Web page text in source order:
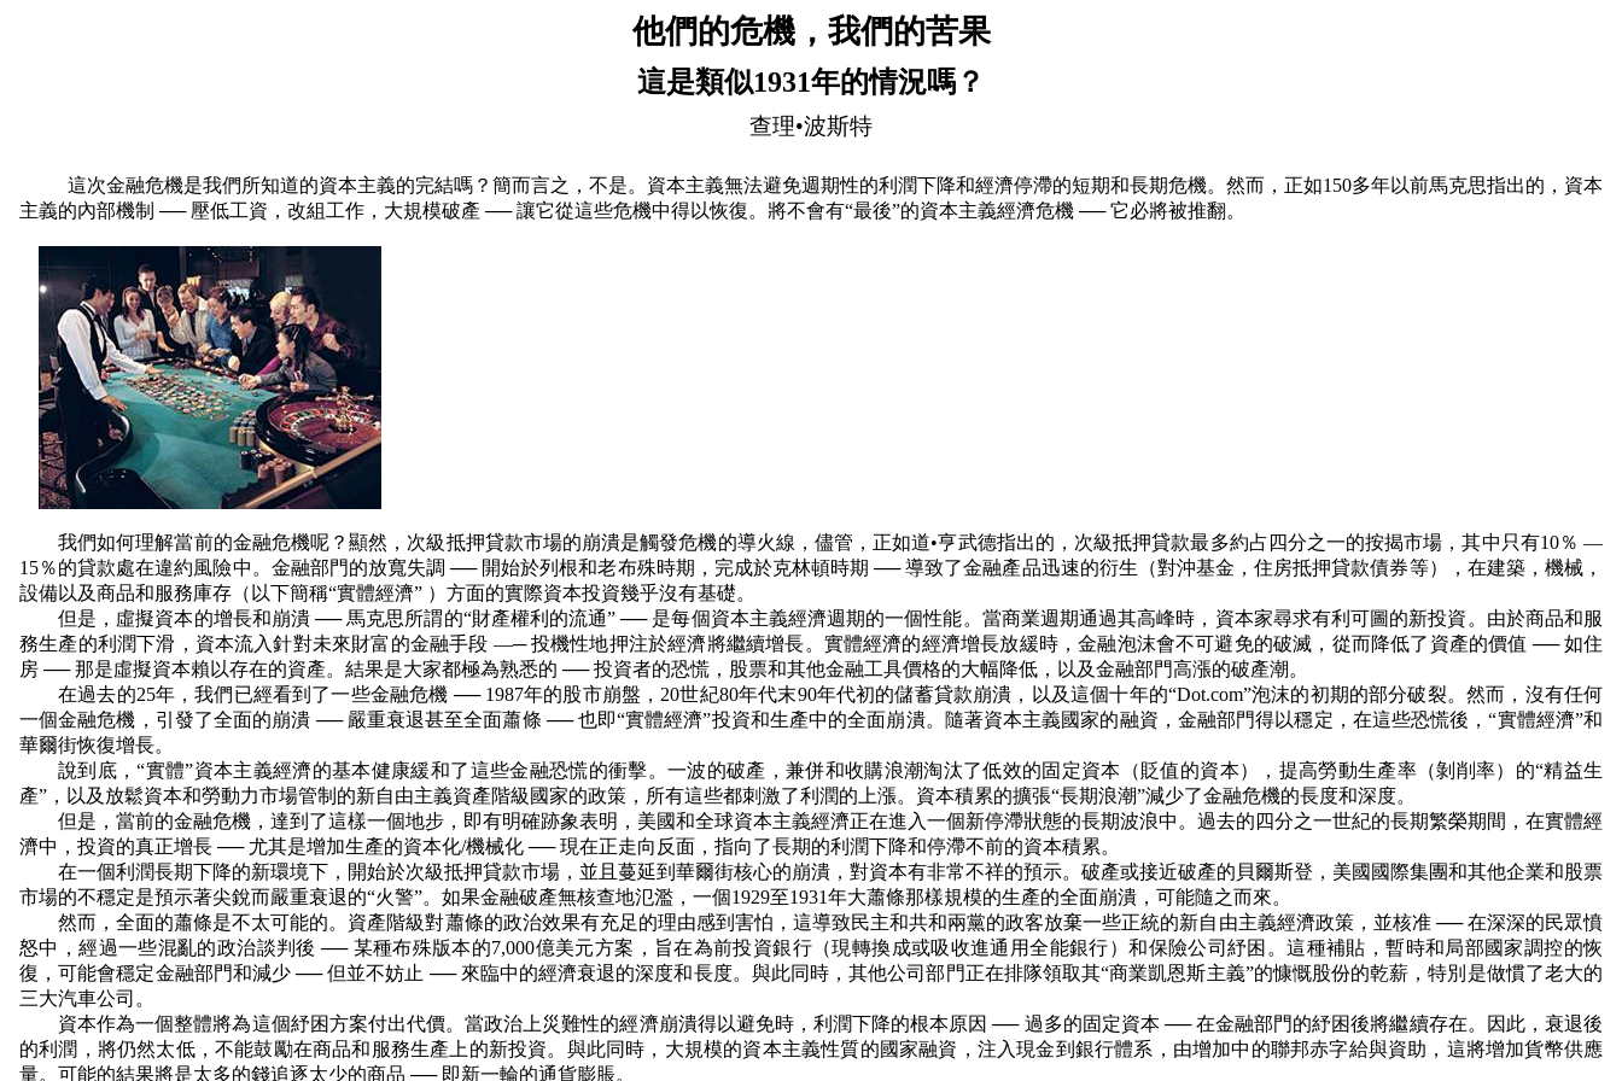
他們的危機，我們的苦果
這是類似1931年的情況嗎？
查理•波斯特
這次金融危機是我們所知道的資本主義的完結嗎？簡而言之，不是。資本主義無法避免週期性的利潤下降和經濟停滯的短期和長期危機。然而，正如150多年以前馬克思指出的，資本
主義的內部機制 ── 壓低工資，改組工作，大規模破產 ── 讓它從這些危機中得以恢復。將不會有“最後”的資本主義經濟危機 ── 它必將被推翻。
我們如何理解當前的金融危機呢？顯然，次級抵押貸款市場的崩潰是觸發危機的導火線，儘管，正如道•亨武德指出的，次級抵押貸款最多約占四分之一的按揭市場，其中只有10％ —
15％的貸款處在違約風險中。金融部門的放寬失調 ── 開始於列根和老布殊時期，完成於克林頓時期 ── 導致了金融產品迅速的衍生（對沖基金，住房抵押貸款債券等），在建築，機械，
設備以及商品和服務庫存（以下簡稱“實體經濟” ）方面的實際資本投資幾乎沒有基礎。
但是，虛擬資本的增長和崩潰 ── 馬克思所謂的“財產權利的流通” ── 是每個資本主義經濟週期的一個性能。當商業週期通過其高峰時，資本家尋求有利可圖的新投資。由於商品和服
務生產的利潤下滑，資本流入針對未來財富的金融手段 —─ 投機性地押注於經濟將繼續增長。實體經濟的經濟增長放緩時，金融泡沫會不可避免的破滅，從而降低了資產的價值 ── 如住
房 ── 那是虛擬資本賴以存在的資產。結果是大家都極為熟悉的 ── 投資者的恐慌，股票和其他金融工具價格的大幅降低，以及金融部門高漲的破產潮。
在過去的25年，我們已經看到了一些金融危機 ──1987年的股市崩盤， 20世紀80年代末90年代初的儲蓄貸款崩潰，以及這個十年的“Dot.com”泡沫的初期的部分破裂。然而，沒有任何
一個金融危機，引發了全面的崩潰 ── 嚴重衰退甚至全面蕭條 ── 也即“實體經濟”投資和生產中的全面崩潰。隨著資本主義國家的融資，金融部門得以穩定，在這些恐慌後，“實體經濟”和
華爾街恢復增長。
說到底，“實體”資本主義經濟的基本健康緩和了這些金融恐慌的衝擊。一波的破產，兼併和收購浪潮淘汰了低效的固定資本（貶值的資本），提高勞動生產率（剝削率）的“精益生
產”，以及放鬆資本和勞動力市場管制的新自由主義資產階級國家的政策，所有這些都刺激了利潤的上漲。資本積累的擴張“長期浪潮”減少了金融危機的長度和深度。
但是，當前的金融危機，達到了這樣一個地步，即有明確跡象表明，美國和全球資本主義經濟正在進入一個新停滯狀態的長期波浪中。過去的四分之一世紀的長期繁榮期間，在實體經
濟中，投資的真正增長 ── 尤其是增加生產的資本化/機械化 ── 現在正走向反面，指向了長期的利潤下降和停滯不前的資本積累。
在一個利潤長期下降的新環境下，開始於次級抵押貸款市場，並且蔓延到華爾街核心的崩潰，對資本有非常不祥的預示。破產或接近破產的貝爾斯登，美國國際集團和其他企業和股票
市場的不穩定是預示著尖銳而嚴重衰退的“火警”。如果金融破產無核查地氾濫，一個1929至1931年大蕭條那樣規模的生產的全面崩潰，可能隨之而來。
然而，全面的蕭條是不太可能的。資產階級對蕭條的政治效果有充足的理由感到害怕，這導致民主和共和兩黨的政客放棄一些正統的新自由主義經濟政策，並核准 ── 在深深的民眾憤
怒中，經過一些混亂的政治談判後 ── 某種布殊版本的7,000億美元方案，旨在為前投資銀行（現轉換成或吸收進通用全能銀行）和保險公司紓困。這種補貼，暫時和局部國家調控的恢
復，可能會穩定金融部門和減少 ── 但並不妨止 ── 來臨中的經濟衰退的深度和長度。與此同時，其他公司部門正在排隊領取其“商業凱恩斯主義”的慷慨股份的乾薪，特別是做慣了老大的
三大汽車公司。
資本作為一個整體將為這個紓困方案付出代價。當政治上災難性的經濟崩潰得以避免時，利潤下降的根本原因 ── 過多的固定資本 ── 在金融部門的紓困後將繼續存在。因此，衰退後
的利潤，將仍然太低，不能鼓勵在商品和服務生產上的新投資。與此同時，大規模的資本主義性質的國家融資，注入現金到銀行體系，由增加中的聯邦赤字給與資助，這將增加貨幣供應
量。可能的結果將是太多的錢追逐太少的商品 ── 即新一輪的通貨膨脹。